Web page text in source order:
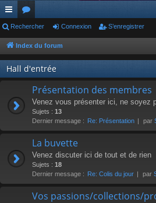
cc
ès
ra
pi
or
u
m
s
Rechercher Connexion S’enregistrer
Index du forum
Hall d'entrée
Présentation des membres
Venez vous présenter ici, ne soyez
Sujets : 13
Dernier message : Re: Présentation par
La buvette
Venez discuter ici de tout et de rien
Sujets : 18
Dernier message : Re: Colis du jour par
Vos passions/collections/